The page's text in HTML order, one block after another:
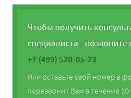
Чтобы получить
специалиста -
+7 (499) 520-05-23
Или оставьте свой номер в
перезвонит Вам в течение 10